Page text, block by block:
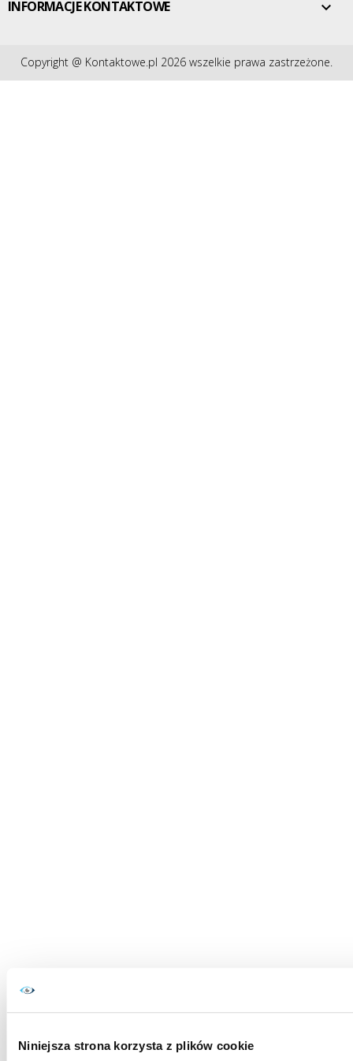
Niniejsza strona korzysta z plików cookie
INFORMACJE KONTAKTOWE 
Copyright @ Kontaktowe.pl 2026 wszelkie prawa zastrzeżone.